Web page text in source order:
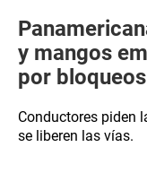
y mangos
por bloqueos
Conductores piden
se liberen las vías.